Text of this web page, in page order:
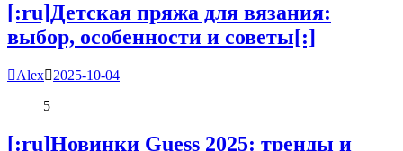
[:ru]Детская пряжа для вязания:
выбор, особенности и советы[:]
Alex
2025-10-04
5
[:ru]Новинки Guess 2025: тренды и